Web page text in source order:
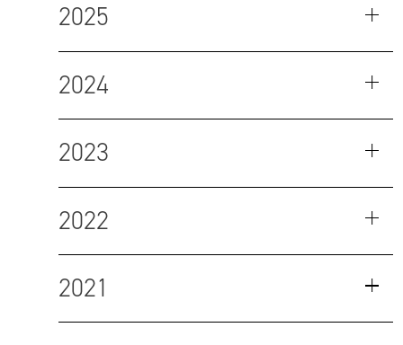
2025
2024
2023
2022
2021